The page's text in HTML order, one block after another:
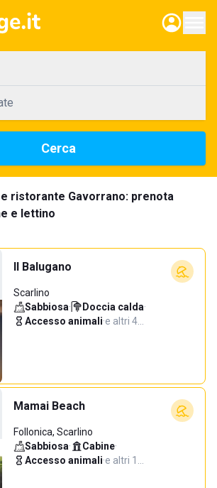
Cerca
ristorante Gavorrano: prenota
e lettino
Il Balugano
Scarlino
Sabbiosa· Doccia calda·
Accesso animali·e altri 4…
Mamai Beach
Follonica, Scarlino
Sabbiosa· Cabine·
Accesso animali·e altri 1…